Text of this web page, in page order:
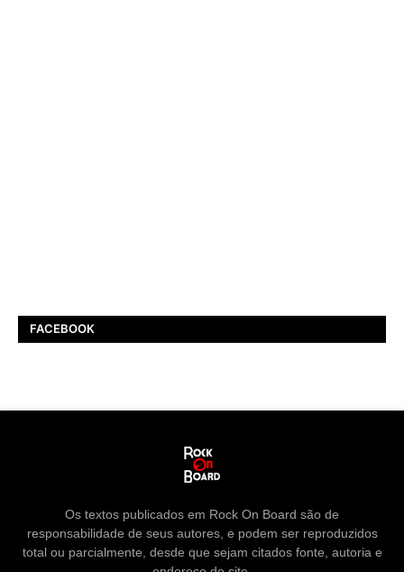
FACEBOOK
Os textos publicados em Rock On Board são de
responsabilidade de seus autores, e podem ser reproduzidos
total ou parcialmente, desde que sejam citados fonte, autoria e